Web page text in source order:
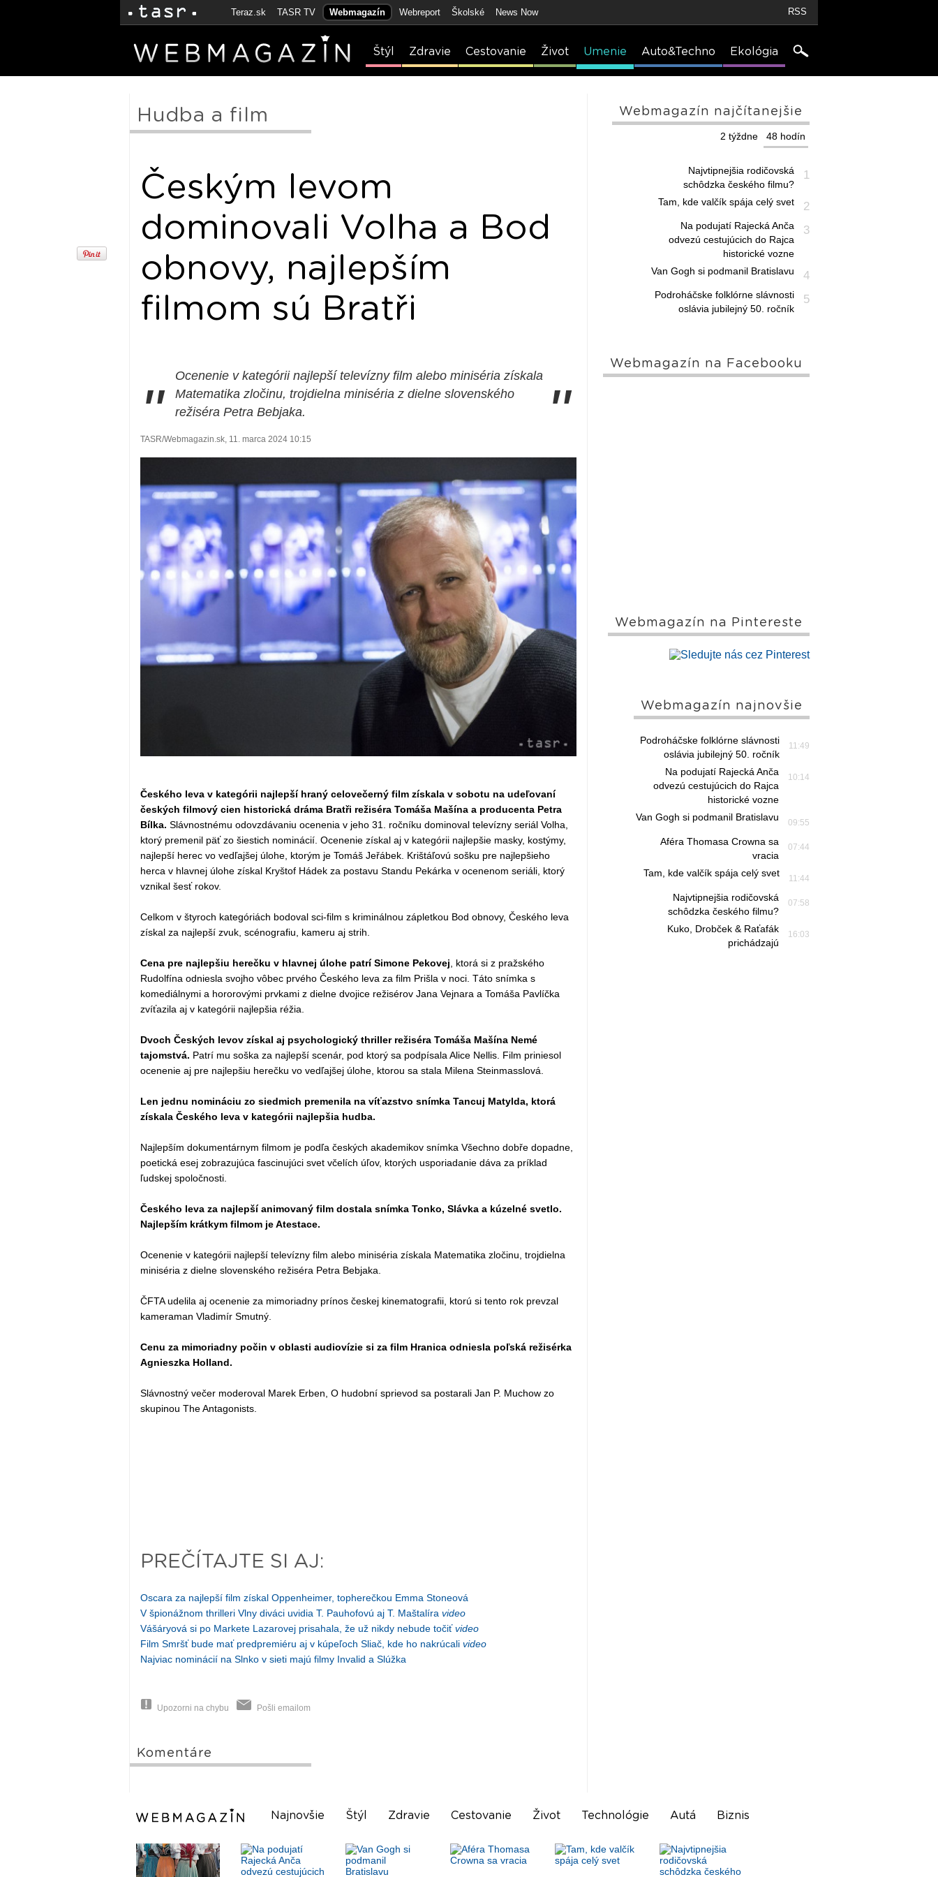
Teraz.sk TASR TV Webmagazín Webreport Školské News Now RSS
Štýl Zdravie Cestovanie Život Umenie Auto&Techno Ekológia
Hudba a film
Českým levom
dominovali Volha a Bod
obnovy, najlepším
filmom sú Bratři
"
Ocenenie v kategórii najlepší televízny film alebo miniséria získala
Matematika zločinu, trojdielna miniséria z dielne slovenského
režiséra Petra Bebjaka.
"
TASR/Webmagazin.sk, 11. marca 2024 10:15
Českého leva v kategórii najlepší hraný celovečerný film získala v sobotu na udeľovaní
českých filmový cien historická dráma Bratři režiséra Tomáša Mašína a producenta Petra
Bílka. Slávnostnému odovzdávaniu ocenenia v jeho 31. ročníku dominoval televízny seriál Volha,
ktorý premenil päť zo šiestich nominácií. Ocenenie získal aj v kategórii najlepšie masky, kostýmy,
najlepší herec vo vedľajšej úlohe, ktorým je Tomáš Jeřábek. Krištáľovú sošku pre najlepšieho
herca v hlavnej úlohe získal Kryštof Hádek za postavu Standu Pekárka v ocenenom seriáli, ktorý
vznikal šesť rokov.
Celkom v štyroch kategóriách bodoval sci-film s kriminálnou zápletkou Bod obnovy, Českého leva
získal za najlepší zvuk, scénografiu, kameru aj strih.
Cena pre najlepšiu herečku v hlavnej úlohe patrí Simone Pekovej , ktorá si z pražského
Rudolfína odniesla svojho vôbec prvého Českého leva za film Prišla v noci. Táto snímka s
komediálnymi a hororovými prvkami z dielne dvojice režisérov Jana Vejnara a Tomáša Pavlíčka
zvíťazila aj v kategórii najlepšia réžia.
Dvoch Českých levov získal aj psychologický thriller režiséra Tomáša Mašína Nemé
tajomstvá. Patrí mu soška za najlepší scenár, pod ktorý sa podpísala Alice Nellis. Film priniesol
ocenenie aj pre najlepšiu herečku vo vedľajšej úlohe, ktorou sa stala Milena Steinmasslová.
Len jednu nomináciu zo siedmich premenila na víťazstvo snímka Tancuj Matylda, ktorá
získala Českého leva v kategórii najlepšia hudba.
Najlepším dokumentárnym filmom je podľa českých akademikov snímka Všechno dobře dopadne,
poetická esej zobrazujúca fascinujúci svet včelích úľov, ktorých usporiadanie dáva za príklad
ľudskej spoločnosti.
Českého leva za najlepší animovaný film dostala snímka Tonko, Slávka a kúzelné svetlo.
Najlepším krátkym filmom je Atestace.
Ocenenie v kategórii najlepší televízny film alebo miniséria získala Matematika zločinu, trojdielna
miniséria z dielne slovenského režiséra Petra Bebjaka.
ČFTA udelila aj ocenenie za mimoriadny prínos českej kinematografii, ktorú si tento rok prevzal
kameraman Vladimír Smutný.
Cenu za mimoriadny počin v oblasti audiovízie si za film Hranica odniesla poľská režisérka
Agnieszka Holland.
Slávnostný večer moderoval Marek Erben, O hudobní sprievod sa postarali Jan P. Muchow zo
skupinou The Antagonists.
PREČÍTAJTE SI AJ:
Oscara za najlepší film získal Oppenheimer, topherečkou Emma Stoneová
V špionážnom thrilleri Vlny diváci uvidia T. Pauhofovú aj T. Maštalíra video
Vášáryová si po Markete Lazarovej prisahala, že už nikdy nebude točiťvideo
Film Smršť bude mať predpremiéru aj v kúpeľoch Sliač, kde ho nakrúcali video
Najviac nominácií na Slnko v sieti majú filmy Invalid a Slúžka
Upozorni na chybu Pošli emailom
Komentáre
Webmagazín najčítanejšie
48 hodín
2 týždne
1
Najvtipnejšia rodičovská
schôdzka českého filmu?
2
Tam, kde valčík spája celý svet
3
Na podujatí Rajecká Anča
odvezú cestujúcich do Rajca
historické vozne
4
Van Gogh si podmanil Bratislavu
5
Podroháčske folklórne slávnosti
oslávia jubilejný 50. ročník
Webmagazín na Facebooku
Webmagazín na Pintereste
Webmagazín najnovšie
11:49
Podroháčske folklórne slávnosti
oslávia jubilejný 50. ročník
10:14
Na podujatí Rajecká Anča
odvezú cestujúcich do Rajca
historické vozne
09:55
Van Gogh si podmanil Bratislavu
07:44
Aféra Thomasa Crowna sa
vracia
11:44
Tam, kde valčík spája celý svet
07:58
Najvtipnejšia rodičovská
schôdzka českého filmu?
16:03
Kuko, Drobček & Raťafák
prichádzajú
Najnovšie Štýl Zdravie Cestovanie Život Technológie Autá Biznis